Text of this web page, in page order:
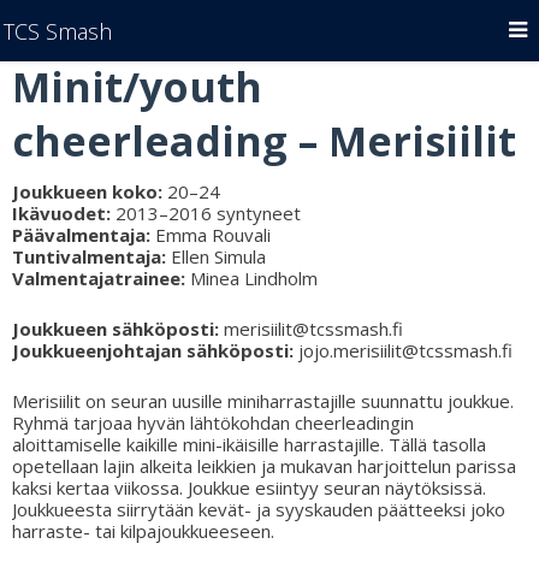
Minit/youth
cheerleading – Merisiilit
Joukkueen koko: 20–24
Ikävuodet: 2013–2016 syntyneet
Päävalmentaja: Emma Rouvali
Tuntivalmentaja: Ellen Simula
Valmentajatrainee: Minea Lindholm
Joukkueen sähköposti: merisiilit@tcssmash.fi
Joukkueenjohtajan sähköposti: jojo.merisiilit@tcssmash.fi
Merisiilit on seuran uusille miniharrastajille suunnattu joukkue.
Ryhmä tarjoaa hyvän lähtökohdan cheerleadingin
aloittamiselle kaikille mini-ikäisille harrastajille. Tällä tasolla
opetellaan lajin alkeita leikkien ja mukavan harjoittelun parissa
kaksi kertaa viikossa. Joukkue esiintyy seuran näytöksissä.
Joukkueesta siirrytään kevät- ja syyskauden päätteeksi joko
harraste- tai kilpajoukkueeseen.
TCS Smash